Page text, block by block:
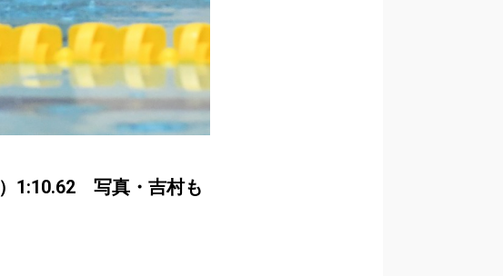
1:10.62 写真・吉村も